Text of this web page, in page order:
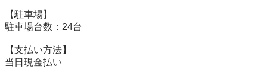
【駐⾞場】
駐車場台数：24台
【⽀払い⽅法】
当日現金払い